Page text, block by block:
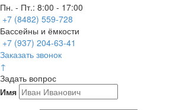
Пн. - Пт.: 8:00 - 17:00
+7 (8482) 559-728
Бассейны и ёмкости
+7 (937) 204-63-41
Заказать звонок
↑
Задать вопрос
Имя